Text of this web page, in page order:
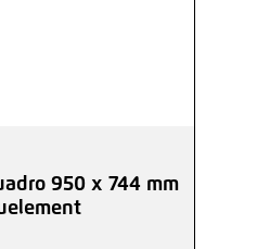
950 x 744 mm